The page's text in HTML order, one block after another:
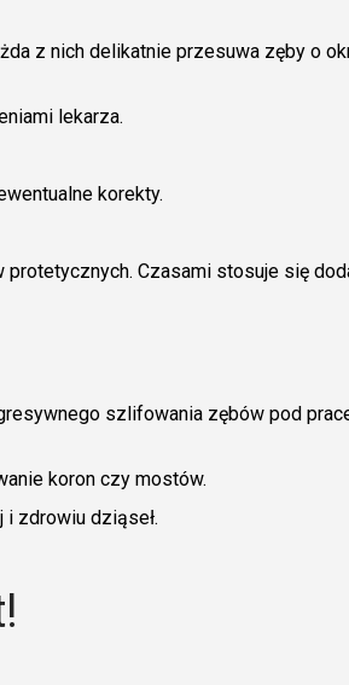
z nich delikatnie przesuwa zęby o
lekarza.
korekty.
Czasami stosuje się
szlifowania zębów pod
koron czy mostów.
i zdrowiu dziąseł.